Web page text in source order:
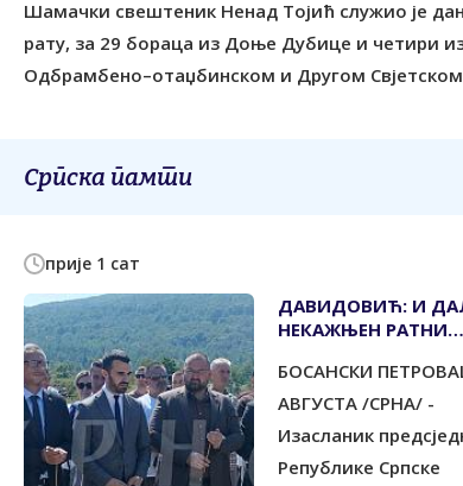
Шамачки свештеник Ненад Tојић служио је
рату, за 29 бораца из Доње Дубице и четири
Одбрамбено–отаџбинском и Другом Свјетском
Српска памти
прије 1 сат
ДАВИДОВИЋ: И
НЕКАЖЊЕН РАТНИ
НЕДУЖНИМ
ЦИВИЛИМА
БОСАНСКИ
АВГУСТА /СРНА/ -
Изасланик
Републике Српске